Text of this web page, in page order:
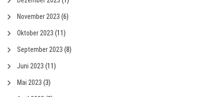
November 2023 (6)
Oktober 2023 (11)
September 2023 (8)
Juni 2023 (11)
Mai 2023 (3)